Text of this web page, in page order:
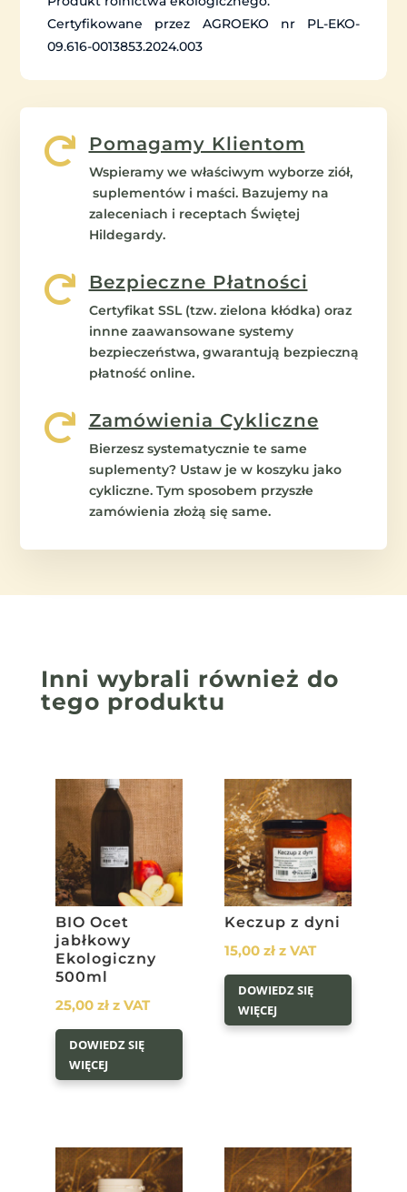
Certyfikowane przez AGROEKO nr PL-EKO-
09.616-0013853.2024.003
 Pomagamy Klientom
Wspieramy we właściwym wyborze ziół,
suplementów i maści. Bazujemy na
zaleceniach i receptach Świętej
Hildegardy.
 Bezpieczne Płatności
Certyfikat SSL (tzw. zielona kłódka) oraz
innne zaawansowane systemy
bezpieczeństwa, gwarantują bezpieczną
płatność online.
 Zamówienia Cykliczne
Bierzesz systematycznie te same
suplementy? Ustaw je w koszyku jako
cykliczne. Tym sposobem przyszłe
zamówienia złożą się same.
Inni wybrali również do
tego produktu
BIO Ocet
jabłkowy
Ekologiczny
500ml
25,00 zł z VAT
DOWIEDZ SIĘ
WIĘCEJ
Keczup z dyni
15,00zł z VAT
DOWIEDZ SIĘ
WIĘCEJ